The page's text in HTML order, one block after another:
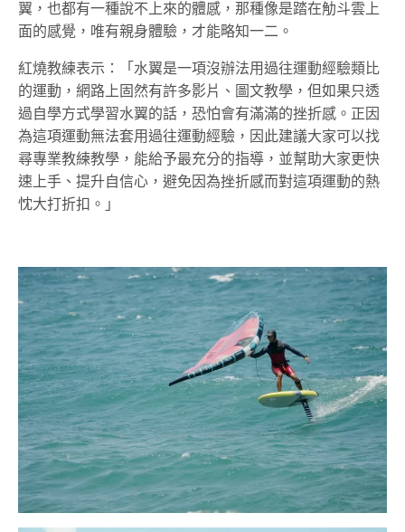
翼，也都有一種說不上來的體感，那種像是踏在觔斗雲上
面的感覺，唯有親身體驗，才能略知一二。
紅燒教練表示：「水翼是一項沒辦法用過往運動經驗類比
的運動，網路上固然有許多影片、圖文教學，但如果只透
過自學方式學習水翼的話，恐怕會有滿滿的挫折感。正因
為這項運動無法套用過往運動經驗，因此建議大家可以找
尋專業教練教學，能給予最充分的指導，並幫助大家更快
速上手、提升自信心，避免因為挫折感而對這項運動的熱
忱大打折扣。」